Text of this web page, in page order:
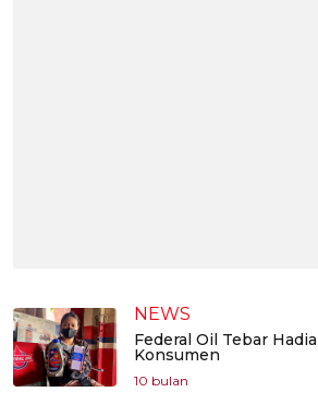
NEWS
Federal Oil Tebar
Konsumen
10 bulan